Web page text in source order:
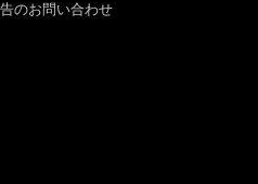
のお問い合わせ